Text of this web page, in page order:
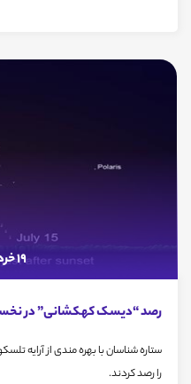
19 خرداد 1399
رصد “دیسک کهکشانی” در
ستاره شناسان با بهره مندی از آرایه
را رصد کردند.